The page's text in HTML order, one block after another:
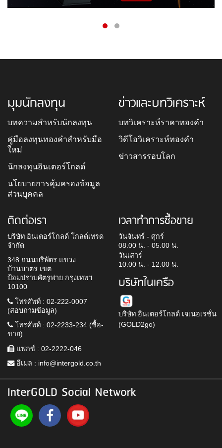
มุมนักลงทุน
บทความสำหรับนักลงทุน
คู่มือลงทุนทองคำสำหรับมือ
ใหม่
นักลงทุนอินเตอร์โกลด์
นโยบายการคุ้มครองข้อมูล
ส่วนบุคคล
ข่าวและบทวิเคราะห์
บทวิเคราะห์ราคาทองคำ
วิดีโอวิเคราะห์ทองคำ
ข่าวสารรอบโลก
ติดต่อเรา
บริษัท อินเตอร์โกลด์ โกลด์เทรด
จำกัด
348 ถนนบริพัตร แขวง
บ้านบาตร เขต
ป้อมปราบศัตรูพ่าย กรุงเทพฯ
10100
โทรศัพท์ : 02-222-0007
(สอบถามข้อมูล)
โทรศัพท์ : 02-2233-234 (ซื้อ-
ขาย)
แฟกซ์ : 02-2222-046
อีเมล : info@intergold.co.th
เวลาทำการซื้อขาย
วันจันทร์ - ศุกร์
08.00 น. - 05.00 น.
วันเสาร์
10.00 น. - 12.00 น.
บริษัทในเครือ
บริษัท อินเตอร์โกลด์ เจเนอเรชั่น
(GOLD2go)
InterGOLD Social Network